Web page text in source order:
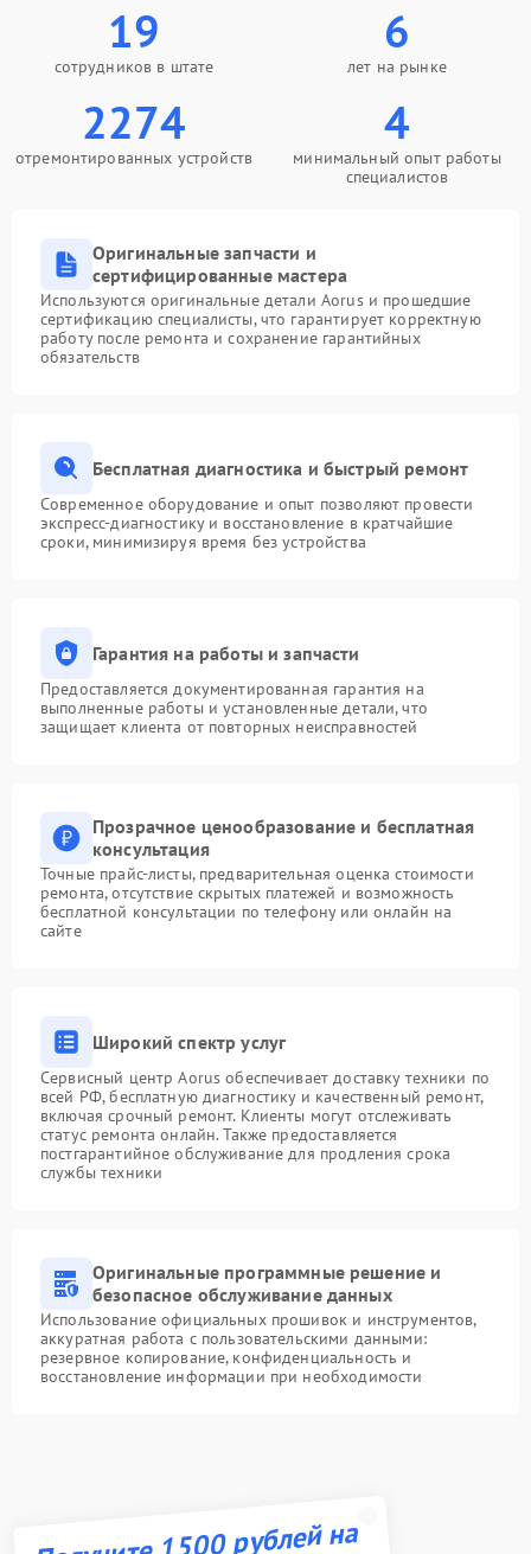
19
сотрудников в штате
6
лет на рынке
2274
отремонтированных устройств
4
минимальный опыт работы
специалистов
Оригинальные запчасти и
сертифицированные мастера
Используются оригинальные детали Aorus и прошедшие
сертификацию специалисты, что гарантирует корректную
работу после ремонта и сохранение гарантийных
обязательств
Бесплатная диагностика и быстрый ремонт
Современное оборудование и опыт позволяют провести
экспресс-диагностику и восстановление в кратчайшие
сроки, минимизируя время без устройства
Гарантия на работы и запчасти
Предоставляется документированная гарантия на
выполненные работы и установленные детали, что
защищает клиента от повторных неисправностей
Прозрачное ценообразование и бесплатная
консультация
Точные прайс-листы, предварительная оценка стоимости
ремонта, отсутствие скрытых платежей и возможность
бесплатной консультации по телефону или онлайн на
сайте
Широкий спектр услуг
Сервисный центр Aorus обеспечивает доставку техники по
всей РФ, бесплатную диагностику и качественный ремонт,
включая срочный ремонт. Клиенты могут отслеживать
статус ремонта онлайн. Также предоставляется
постгарантийное обслуживание для продления срока
службы техники
Оригинальные программные решение и
безопасное обслуживание данных
Использование официальных прошивок и инструментов,
аккуратная работа с пользовательскими данными:
резервное копирование, конфиденциальность и
восстановление информации при необходимости